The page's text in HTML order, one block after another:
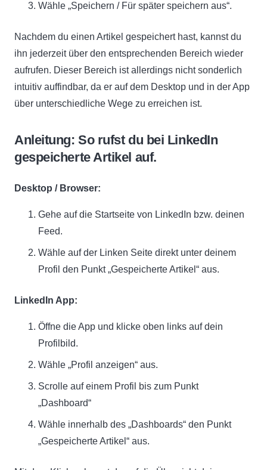
Wähle „Speichern / Für später speichern aus“.
Nachdem du einen Artikel gespeichert hast, kannst du
ihn jederzeit über den entsprechenden Bereich wieder
aufrufen. Dieser Bereich ist allerdings nicht sonderlich
intuitiv auffindbar, da er auf dem Desktop und in der App
über unterschiedliche Wege zu erreichen ist.
Anleitung: So rufst du bei LinkedIn
gespeicherte Artikel auf.
Desktop / Browser:
Gehe auf die Startseite von LinkedIn bzw. deinen
Feed.
Wähle auf der Linken Seite direkt unter deinem
Profil den Punkt „Gespeicherte Artikel“ aus.
LinkedIn App:
Öffne die App und klicke oben links auf dein
Profilbild.
Wähle „Profil anzeigen“ aus.
Scrolle auf einem Profil bis zum Punkt
„Dashboard“
Wähle innerhalb des „Dashboards“ den Punkt
„Gespeicherte Artikel“ aus.